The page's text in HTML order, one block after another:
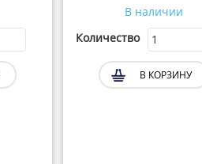
В наличии
Количество
В КОРЗИНУ